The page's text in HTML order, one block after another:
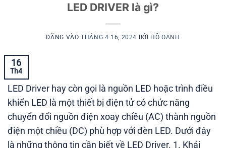
LED DRIVER là gì?
ĐĂNG VÀOTHÁNG 4 16, 2024 BỞI HỒ OANH
16
Th4
LED Driver hay còn gọi là nguồn LED hoặc trình điều
khiển LED là một thiết bị điện tử có chức năng
chuyển đổi nguồn điện xoay chiều (AC) thành nguồn
điện một chiều (DC) phù hợp với đèn LED. Dưới đây
là những thông tin cần biết về LED Driver. 1. Khái